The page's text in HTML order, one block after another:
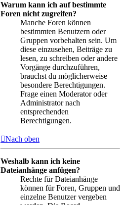
Warum kann ich auf bestimmte
Foren nicht zugreifen?
Manche Foren können
bestimmten Benutzern oder
Gruppen vorbehalten sein. Um
diese einzusehen, Beiträge zu
lesen, zu schreiben oder andere
Vorgänge durchzuführen,
brauchst du möglicherweise
besondere Berechtigungen.
Frage einen Moderator oder
Administrator nach
entsprechenden
Berechtigungen.
Nach oben
Weshalb kann ich keine
Dateianhänge anfügen?
Rechte für Dateianhänge
können für Foren, Gruppen und
einzelne Benutzer vergeben